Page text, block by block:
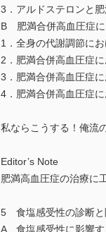
3．アルドステロンと
B 肥満合併高血圧症に
1．全身の代謝調節に
2．肥満合併高血圧症
3．肥満合併高血圧症
4．肥満合併高血圧症
私ならこうする！俺流
Editor’s Note
肥満高血圧症の治療に
5 食塩感受性の診断
A 食塩感受性に影響す